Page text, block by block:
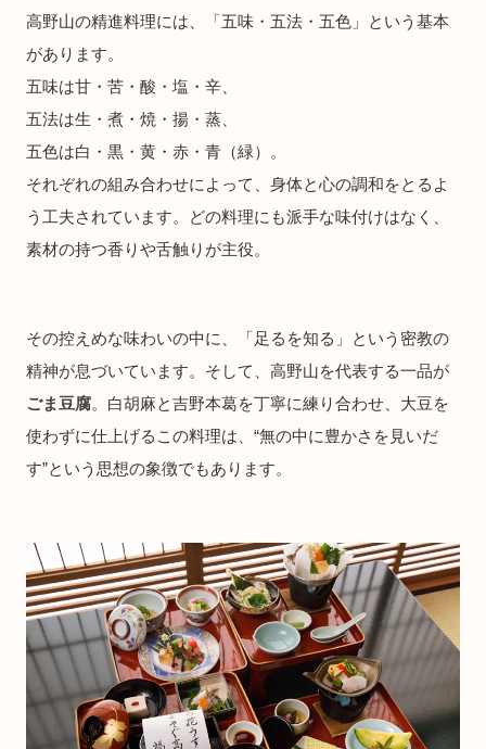
高野山の精進料理には、「五味・五法・五色」という基本
があります。
五味は甘・苦・酸・塩・辛、
五法は生・煮・焼・揚・蒸、
五色は白・黒・黄・赤・青（緑）。
それぞれの組み合わせによって、身体と心の調和をとるよ
う工夫されています。どの料理にも派手な味付けはなく、
素材の持つ香りや舌触りが主役。
その控えめな味わいの中に、「足るを知る」という密教の
精神が息づいています。そして、高野山を代表する一品が
ごま豆腐。白胡麻と吉野本葛を丁寧に練り合わせ、大豆を
使わずに仕上げるこの料理は、“無の中に豊かさを見いだ
す”という思想の象徴でもあります。